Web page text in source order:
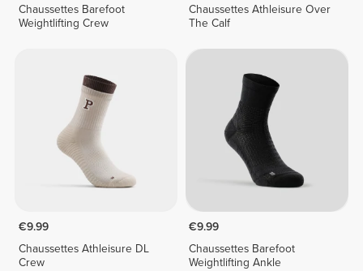
Chaussettes Barefoot
Weightlifting Crew
Chaussettes Athleisure Over
The Calf
€9.99
Chaussettes Athleisure DL
Crew
€9.99
Chaussettes Barefoot
Weightlifting Ankle